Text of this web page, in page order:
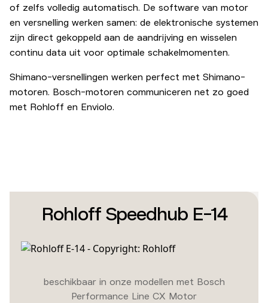
of zelfs volledig automatisch. De software van motor
en versnelling werken samen: de elektronische systemen
zijn direct gekoppeld aan de aandrijving en wisselen
continu data uit voor optimale schakelmomenten.
Shimano-versnellingen werken perfect met Shimano-
motoren. Bosch-motoren communiceren net zo goed
met Rohloff en Enviolo.
Rohloff Speedhub E-14
beschikbaar in onze modellen met Bosch
Performance Line CX Motor